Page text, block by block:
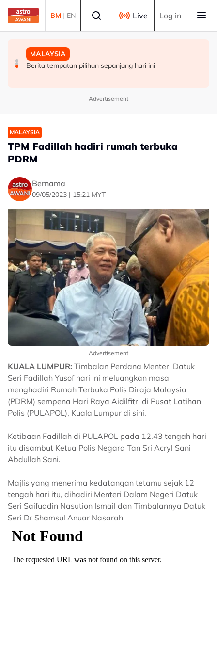
Skip to main content
BM | EN Live Log in
MALAYSIA
Ikatan gesa majikan utamakan kesihatan mental di
DUNIA
19 bangunan runtuh di Cali, Colombia akibat gempa
MALAYSIA
Berita tempatan pilihan sepanjang hari ini
Advertisement
MALAYSIA
TPM Fadillah hadiri rumah terbuka
PDRM
Bernama
09/05/2023 | 15:21 MYT
Advertisement
KUALA LUMPUR: Timbalan Perdana Menteri Datuk
Seri Fadillah Yusof hari ini meluangkan masa
menghadiri Rumah Terbuka Polis Diraja Malaysia
(PDRM) sempena Hari Raya Aidilfitri di Pusat Latihan
Polis (PULAPOL), Kuala Lumpur di sini.
Ketibaan Fadillah di PULAPOL pada 12.43 tengah hari
itu disambut Ketua Polis Negara Tan Sri Acryl Sani
Abdullah Sani.
Majlis yang menerima kedatangan tetamu sejak 12
tengah hari itu, dihadiri Menteri Dalam Negeri Datuk
Seri Saifuddin Nasution Ismail dan Timbalannya Datuk
Seri Dr Shamsul Anuar Nasarah.